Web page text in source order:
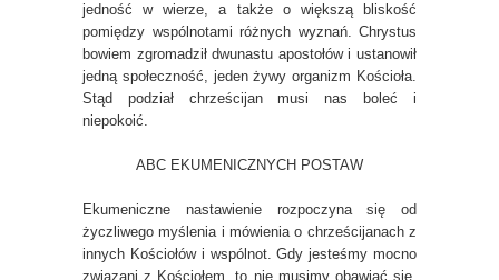
jedność w wierze, a także o większą bliskość
pomiędzy wspólnotami różnych wyznań. Chrystus
bowiem zgromadził dwunastu apostołów i ustanowił
jedną społeczność, jeden żywy organizm Kościoła.
Stąd podział chrześcijan musi nas boleć i
niepokoić.
ABC EKUMENICZNYCH POSTAW
Ekumeniczne nastawienie rozpoczyna się od
życzliwego myślenia i mówienia o chrześcijanach z
innych Kościołów i wspólnot. Gdy jesteśmy mocno
związani z Kościołem, to nie musimy obawiać się,